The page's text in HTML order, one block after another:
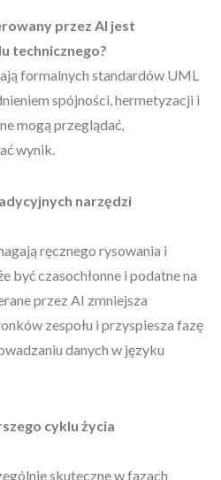
przez AI jest
technicznego?
formalnych standardów UML
spójności, hermetyzacji i
mogą przeglądać,
wynik.
narzędzi
ręcznego rysowania i
być czasochłonne i podatne na
przez AI zmniejsza
zespołu i przyspiesza fazę
danych w języku
cyklu życia
skuteczne w fazach